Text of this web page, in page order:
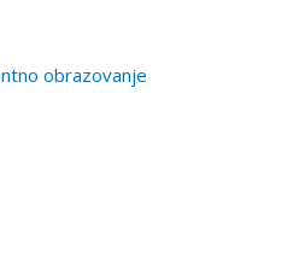
obrazovanje